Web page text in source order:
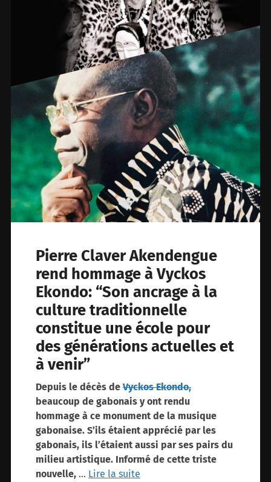
Pierre Claver Akendengue
rend hommage à Vyckos
Ekondo: “Son ancrage à la
culture traditionnelle
constitue une école pour
des générations actuelles et
à venir”
Depuis le décès deVyckos Ekondo,
beaucoup de gabonais y ont rendu
hommage à ce monument de la musique
gabonaise. S’ils étaient apprécié par les
gabonais, ils l’étaient aussi par ses pairs du
milieu artistique. Informé de cette triste
nouvelle, … Lire la suite